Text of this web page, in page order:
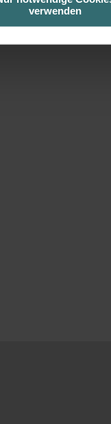
auf Ihren Interessen
der
Group België nv/sa:
Group France:
Group Ibérica SAU:
Group İç Mekan
Group Nederland bv:
verwenden